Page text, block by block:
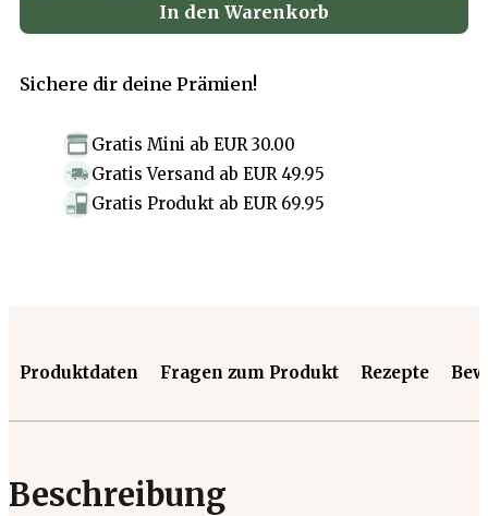
In den Warenkorb
Sichere dir deine Prämien!
Gratis Mini ab EUR 30.00
Gratis Versand ab EUR 49.95
Gratis Produkt ab EUR 69.95
Produktdaten Fragen zum Produkt Rezepte
Beschreibung